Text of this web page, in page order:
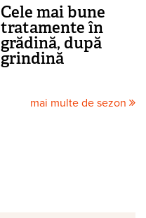
Cele mai bune
tratamente în
grădină, după
grindină
mai multe de sezon